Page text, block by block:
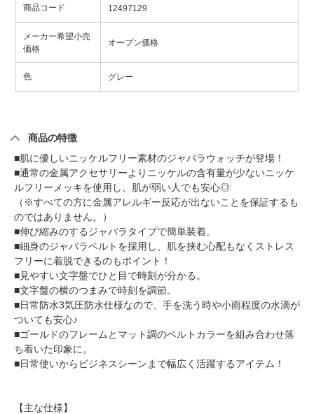
商品コード 12497129
メーカー希望小売
価格
オープン価格
色 グレー
商品の特徴
■肌に優しいニッケルフリー素材のジャバラウォッチが登場！
■通常の金属アクセサリーよりニッケルの含有量が少ないニッケ
ルフリーメッキを使用し、肌が弱い人でも安心◎
（※すべての方に金属アレルギー反応が出ないことを保証するも
のではありません。）
■伸び縮みのするジャバラタイプで簡単装着。
■細身のジャバラベルトを採用し、肌を挟む心配もなくストレス
フリーに着脱できるのもポイント！
■見やすい文字盤でひと目で時刻が分かる。
■文字盤の横のつまみで時刻を調節。
■日常防水3気圧防水仕様なので、手を洗う時や小雨程度の水滴が
ついても安心♪
■ゴールドのフレームとマット調のベルトカラーを組み合わせ落
ち着いた印象に。
■日常使いからビジネスシーンまで幅広く活躍するアイテム！
【主な仕様】